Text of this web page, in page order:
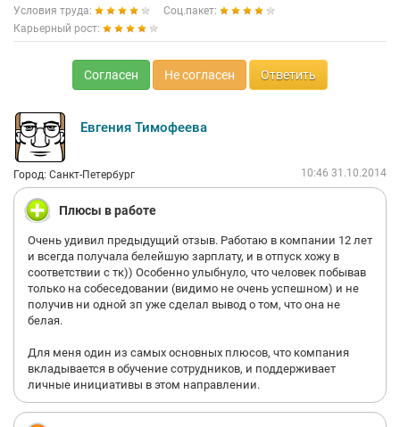
Условия труда:
Соц.пакет:
Карьерный рост:
Согласен Не согласен Ответить
Евгения Тимофеева
Город: Санкт-Петербург 10:46 31.10.2014
Плюсы в работе
Очень удивил предыдущий отзыв. Работаю в компании 12 лет
и всегда получала белейшую зарплату, и в отпуск хожу в
соответствии с тк)) Особенно улыбнуло, что человек побывав
только на собеседовании (видимо не очень успешном) и не
получив ни одной зп уже сделал вывод о том, что она не
белая.
Для меня один из самых основных плюсов, что компания
вкладывается в обучение сотрудников, и поддерживает
личные инициативы в этом направлении.